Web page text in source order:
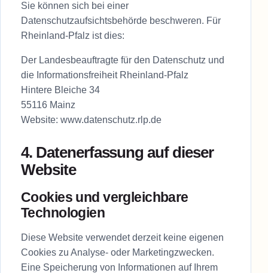
Sie können sich bei einer
Datenschutzaufsichtsbehörde beschweren. Für
Rheinland-Pfalz ist dies:
Der Landesbeauftragte für den Datenschutz und
die Informationsfreiheit Rheinland-Pfalz
Hintere Bleiche 34
55116 Mainz
Website: www.datenschutz.rlp.de
4. Datenerfassung auf dieser
Website
Cookies und vergleichbare
Technologien
Diese Website verwendet derzeit keine eigenen
Cookies zu Analyse- oder Marketingzwecken.
Eine Speicherung von Informationen auf Ihrem